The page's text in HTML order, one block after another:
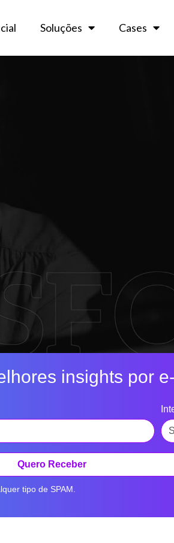
Soluções Cases
insights por
Quero Receber
tipo de SPAM.